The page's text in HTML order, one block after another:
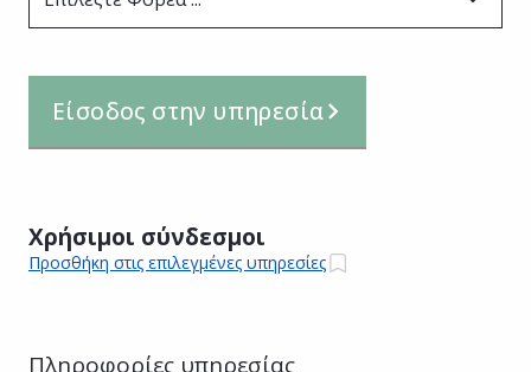
Είσοδος στην υπηρεσία
Χρήσιμοι σύνδεσμοι
Προσθήκη στις επιλεγμένες υπηρεσίες
Πληροφορίες υπηρεσίας